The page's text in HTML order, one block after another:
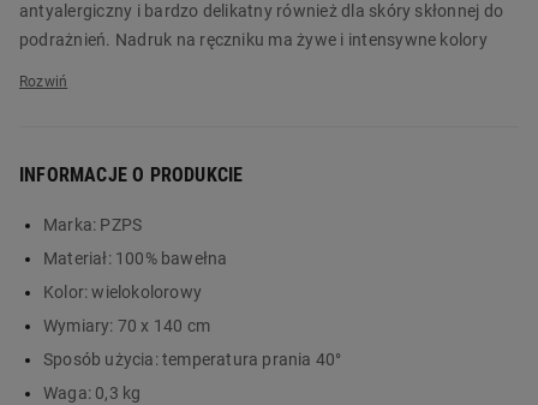
antyalergiczny i bardzo delikatny również dla skóry skłonnej do
podrażnień. Nadruk na ręczniku ma żywe i intensywne kolory
Biedronka Home!
Główne cechy:
chłonna i miękka w dotyku bawełna
praktyczny rozmiar ręcznika
żywe kolory i trwały nadruk
INFORMACJE O PRODUKCIE
Marka: PZPS
Materiał: 100% bawełna
Kolor:wielokolorowy
Wymiary: 70 x 140 cm
Sposób użycia:temperatura prania 40°
Waga: 0,3 kg